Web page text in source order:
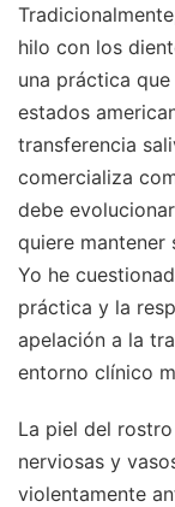
hilo con los
una práctica
estados
transferencia
comercializa
debe
quiere mantener
Yo he
práctica y la
apelación a la
entorno clínico
La piel del
nerviosas y
violentamente